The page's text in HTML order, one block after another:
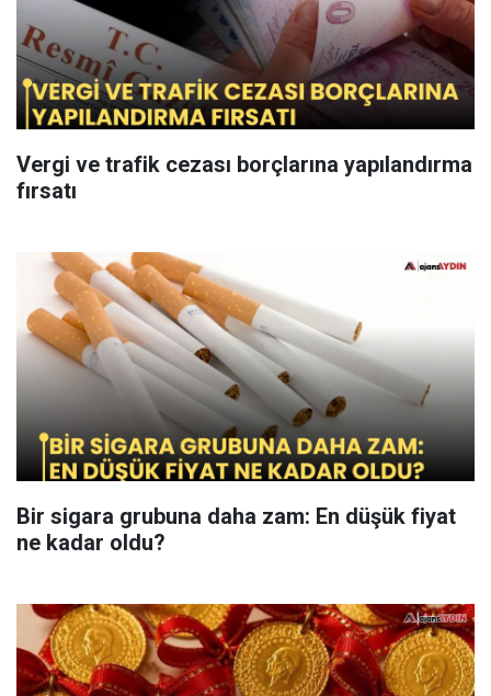
Vergi ve trafik cezası borçlarına yapılandırma
fırsatı
Bir sigara grubuna daha zam: En düşük fiyat
ne kadar oldu?